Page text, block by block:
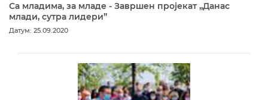
Са младима, за младе - Завршен пројекат „Данас
млади, сутра лидери”
Датум: 25.09.2020